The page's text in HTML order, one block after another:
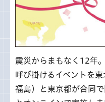
震災からまもなく12年
呼び掛けるイベントを
福島）と東京都が合同